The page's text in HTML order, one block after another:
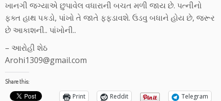
ખાનગી જગ્યાએ છુપાવેલ વધારાની બચત મળી જાય છે. પત્નીનો
ફક્ત હાથ પકડો, પાંખો તે જાતે ફફડાવશે. ઉડવુ બધાને હોય છે, જરૂર
છે આકાશની.. પાંખોની..
– આરોહી શેઠ
Arohi1309@gmail.com
Share this:
Print Reddit
Telegram